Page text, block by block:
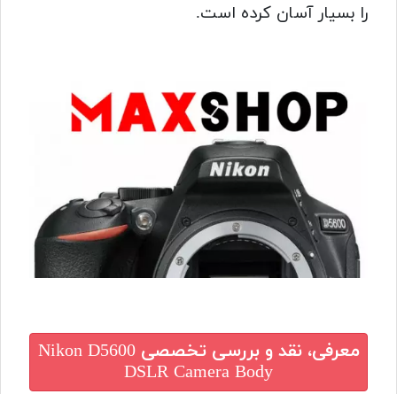
را بسیار آسان کرده است.
معرفی، نقد و بررسی تخصصیNikon D5600
DSLR Camera Body